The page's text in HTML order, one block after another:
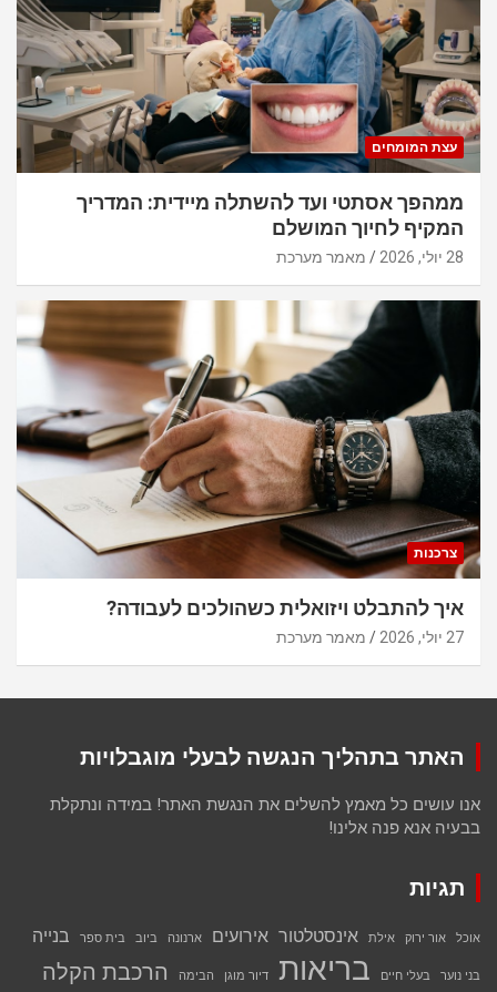
עצת המומחים
ממהפך אסתטי ועד להשתלה מיידית: המדריך
המקיף לחיוך המושלם
28 יולי, 2026 מאמר מערכת
צרכנות
איך להתבלט ויזואלית כשהולכים לעבודה?
27 יולי, 2026 מאמר מערכת
האתר בתהליך הנגשה לבעלי מוגבלויות
אנו עושים כל מאמץ להשלים את הנגשת האתר! במידה ונתקלת
בבעיה אנא פנה אלינו!
תגיות
אוכל אור ירוק אילת אינסטלטור אירועים ארנונה ביוב בית ספר בנייה
בני נוער בעלי חיים בריאות דיור מוגן הבימה הרכבת הקלה